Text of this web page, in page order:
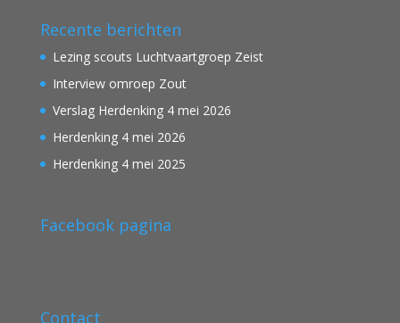
Recente berichten
Lezing scouts Luchtvaartgroep Zeist
Interview omroep Zout
Verslag Herdenking 4 mei 2026
Herdenking 4 mei 2026
Herdenking 4 mei 2025
Facebook pagina
Contact